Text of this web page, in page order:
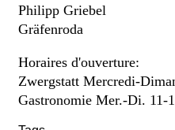
Philipp Griebel
Gräfenroda
Horaires d'ouverture:
Zwergstatt Mercredi-
Gastronomie Mer.-Di. 11-